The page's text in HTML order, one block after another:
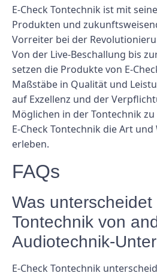
E-Check Tontechnik ist mit
Produkten und
Vorreiter bei der
Von der Live-Beschallung bis
setzen die Produkte von E-
Maßstäbe in Qualität und
auf Exzellenz und der
Möglichen in der Tontechnik
E-Check Tontechnik die Art
erleben.
FAQs
Was unterscheidet
Tontechnik von
Audiotechnik-
E-Check Tontechnik